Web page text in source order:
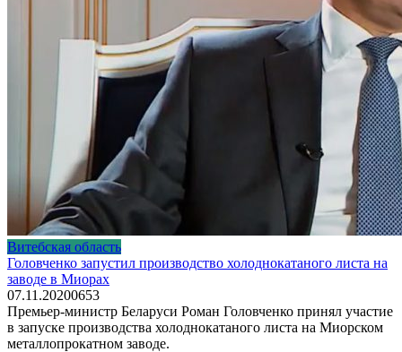
Витебская область
Головченко запустил производство холоднокатаного листа на
заводе в Миорах
07.11.20200653
Премьер-министр Беларуси Роман Головченко принял участие
в запуске производства холоднокатаного листа на Миорском
металлопрокатном заводе.